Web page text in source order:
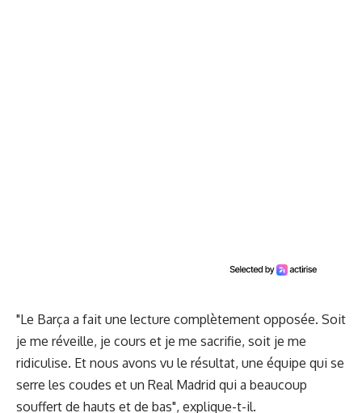
"Le Barça a fait une lecture complètement opposée. Soit
je me réveille, je cours et je me sacrifie, soit je me
ridiculise. Et nous avons vu le résultat, une équipe qui se
serre les coudes et un Real Madrid qui a beaucoup
souffert de hauts et de bas", explique-t-il.